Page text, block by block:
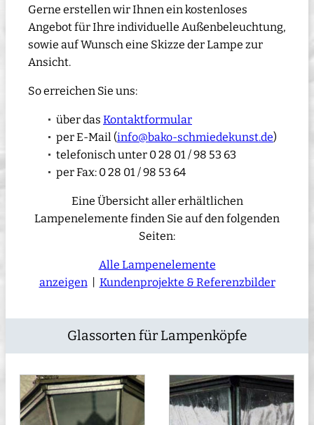
Gerne erstellen wir Ihnen ein kostenloses
Angebot für Ihre individuelle Außenbeleuchtung,
sowie auf Wunsch eine Skizze der Lampe zur
Ansicht.
So erreichen Sie uns:
über das Kontaktformular
per E-Mail (info@bako-schmiedekunst.de)
telefonisch unter 0 28 01 / 98 53 63
per Fax: 0 28 01 / 98 53 64
Eine Übersicht aller erhältlichen
Lampenelemente finden Sie auf den folgenden
Seiten:
Alle Lampenelemente
anzeigen| Kundenprojekte & Referenzbilder
Glassorten für Lampenköpfe